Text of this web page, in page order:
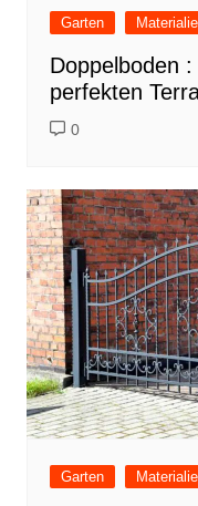
Garten
Doppelboden
perfekten
0
Garten